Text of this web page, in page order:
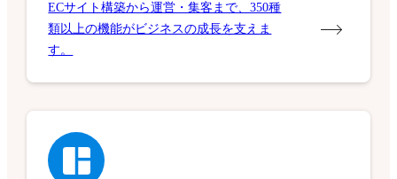
ECサイト構築から運営・集客まで、350種
類以上の機能がビジネスの成長を支えま
す。